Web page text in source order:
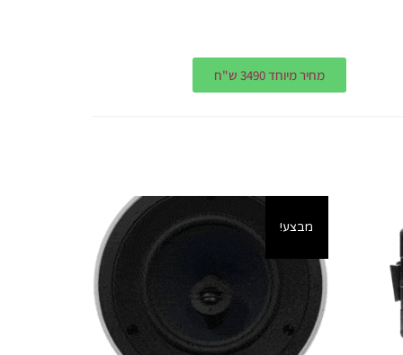
מחיר מיוחד 3490 ש"ח
מבצע!